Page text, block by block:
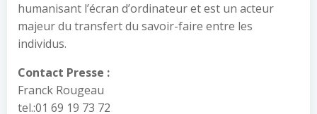
humanisant l’écran d’ordinateur et est un acteur
majeur du transfert du savoir-faire entre les
individus.
Contact Presse :
Franck Rougeau
tel.:01 69 19 73 72